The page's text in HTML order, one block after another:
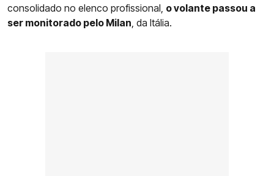
consolidado no elenco profissional, o volante passou a
ser monitorado pelo Milan , da Itália.